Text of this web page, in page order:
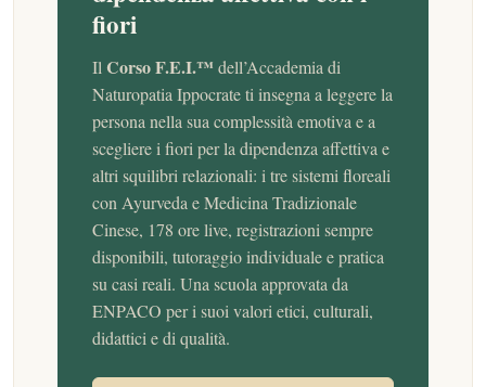
fiori
IlCorso F.E.I.™ dell’Accademia di
Naturopatia Ippocrate ti insegna a leggere la
persona nella sua complessità emotiva e a
scegliere i fiori per la dipendenza affettiva e
altri squilibri relazionali: i tre sistemi floreali
con Ayurveda e Medicina Tradizionale
Cinese, 178 ore live, registrazioni sempre
disponibili, tutoraggio individuale e pratica
su casi reali. Una scuola approvata da
ENPACO per i suoi valori etici, culturali,
didattici e di qualità.